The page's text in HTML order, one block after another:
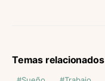
Temas relacionados